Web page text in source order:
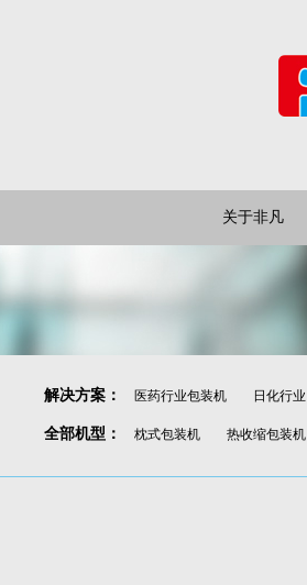
关于非凡
解决方案 ： 医药行业包装机 日化行业
全部机型 ： 枕式包装机 热收缩包装机